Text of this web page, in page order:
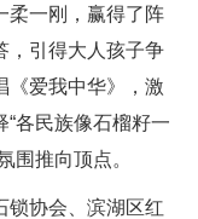
柔一刚，赢得了阵
，引得大人孩子争
《爱我中华》，激
各民族像石榴籽一
围推向顶点。
协会、滨湖区红